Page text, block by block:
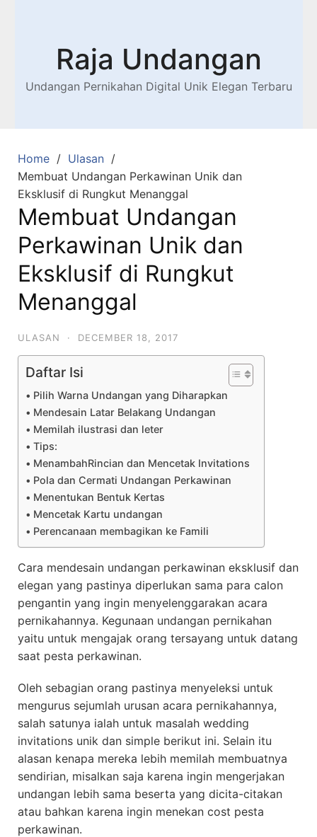
Raja Undangan
Undangan Pernikahan Digital Unik Elegan Terbaru
Home
Ulasan
Membuat Undangan Perkawinan Unik dan
Eksklusif di Rungkut Menanggal
Membuat Undangan
Perkawinan Unik dan
Eksklusif di Rungkut
Menanggal
ULASAN · DECEMBER 18, 2017
Daftar Isi
Pilih Warna Undangan yang Diharapkan
Mendesain Latar Belakang Undangan
Memilah ilustrasi dan leter
Tips:
MenambahRincian dan Mencetak Invitations
Pola dan Cermati Undangan Perkawinan
Menentukan Bentuk Kertas
Mencetak Kartu undangan
Perencanaan membagikan ke Famili
Cara mendesain undangan perkawinan eksklusif dan
elegan yang pastinya diperlukan sama para calon
pengantin yang ingin menyelenggarakan acara
pernikahannya. Kegunaan undangan pernikahan
yaitu untuk mengajak orang tersayang untuk datang
saat pesta perkawinan.
Oleh sebagian orang pastinya menyeleksi untuk
mengurus sejumlah urusan acara pernikahannya,
salah satunya ialah untuk masalah wedding
invitations unik dan simple berikut ini. Selain itu
alasan kenapa mereka lebih memilah membuatnya
sendirian, misalkan saja karena ingin mengerjakan
undangan lebih sama beserta yang dicita-citakan
atau bahkan karena ingin menekan cost pesta
perkawinan.